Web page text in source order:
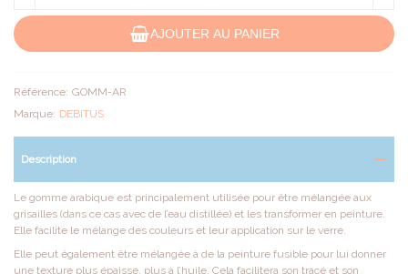
AJOUTER AU PANIER
Référence: GOMM-AR
Marque: DEBITUS
Description
Le gomme arabique est principalement utilisée pour être mélangée aux
grisailles (dans ce cas avec de l’eau distillée) et les transformer en peinture.
Elle facilite le mélange des couleurs et leur application sur le verre.
Elle peut également être mélangée à de la peinture fusible pour lui donner
une texture plus épaisse, plus à l’huile. Cela facilitera son tracé et son